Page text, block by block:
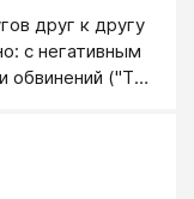
друг к другу
с негативным
обвинений ("Ты
общо ("Хочу,
и